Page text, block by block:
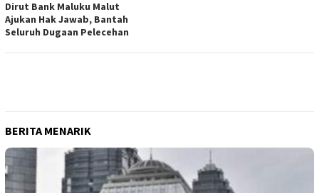
Dirut Bank Maluku Malut
Ajukan Hak Jawab, Bantah
Seluruh Dugaan Pelecehan
BERITA MENARIK